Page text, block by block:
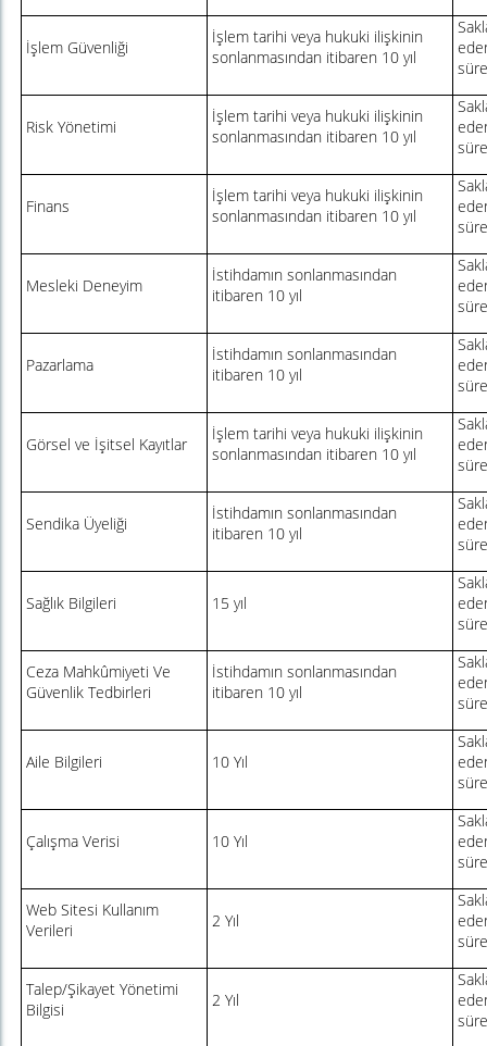
İşlem Güvenliği
İşlem tarihi veya hukuki ilişkinin
sonlanmasından itibaren 10 yıl
Risk Yönetimi
İşlem tarihi veya hukuki ilişkinin
sonlanmasından itibaren 10 yıl
Finans
İşlem tarihi veya hukuki ilişkinin
sonlanmasından itibaren 10 yıl
Mesleki Deneyim
İstihdamın sonlanmasından
itibaren 10 yıl
Pazarlama
İstihdamın sonlanmasından
itibaren 10 yıl
Görsel ve İşitsel Kayıtlar
İşlem tarihi veya hukuki ilişkinin
sonlanmasından itibaren 10 yıl
Sendika Üyeliği
İstihdamın sonlanmasından
itibaren 10 yıl
Sağlık Bilgileri 15 yıl
Ceza Mahkûmiyeti Ve
Güvenlik Tedbirleri
İstihdamın sonlanmasından
itibaren 10 yıl
Aile Bilgileri 10 Yıl
Çalışma Verisi 10 Yıl
Web Sitesi Kullanım
Verileri
2 Yıl
Talep/Şikayet Yönetimi
Bilgisi
2 Yıl